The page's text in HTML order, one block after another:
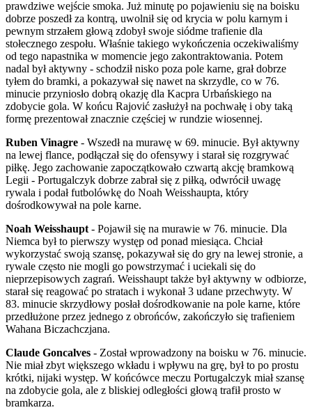
prawdziwe wejście smoka. Już minutę po pojawieniu się na boisku
dobrze poszedł za kontrą, uwolnił się od krycia w polu karnym i
pewnym strzałem głową zdobył swoje siódme trafienie dla
stołecznego zespołu. Właśnie takiego wykończenia oczekiwaliśmy
od tego napastnika w momencie jego zakontraktowania. Potem
nadal był aktywny - schodził nisko poza pole karne, grał dobrze
tyłem do bramki, a pokazywał się nawet na skrzydle, co w 76.
minucie przyniosło dobrą okazję dla Kacpra Urbańskiego na
zdobycie gola. W końcu Rajović zasłużył na pochwałę i oby taką
formę prezentował znacznie częściej w rundzie wiosennej.
Ruben Vinagre - Wszedł na murawę w 69. minucie. Był aktywny
na lewej flance, podłączał się do ofensywy i starał się rozgrywać
piłkę. Jego zachowanie zapoczątkowało czwartą akcję bramkową
Legii - Portugalczyk dobrze zabrał się z piłką, odwrócił uwagę
rywala i podał futbolówkę do Noah Weisshaupta, który
dośrodkowywał na pole karne.
Noah Weisshaupt - Pojawił się na murawie w 76. minucie. Dla
Niemca był to pierwszy występ od ponad miesiąca. Chciał
wykorzystać swoją szansę, pokazywał się do gry na lewej stronie, a
rywale często nie mogli go powstrzymać i uciekali się do
nieprzepisowych zagrań. Weisshaupt także był aktywny w odbiorze,
starał się reagować po stratach i wykonał 3 udane przechwyty. W
83. minucie skrzydłowy posłał dośrodkowanie na pole karne, które
przedłużone przez jednego z obrońców, zakończyło się trafieniem
Wahana Biczachczjana.
Claude Goncalves - Został wprowadzony na boisku w 76. minucie.
Nie miał zbyt większego wkładu i wpływu na grę, był to po prostu
krótki, nijaki występ. W końcówce meczu Portugalczyk miał szansę
na zdobycie gola, ale z bliskiej odległości głową trafił prosto w
bramkarza.